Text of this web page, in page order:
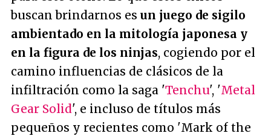
buscan brindarnos es un juego de sigilo
ambientado en la mitología japonesa y
en la figura de los ninjas, cogiendo por el
camino influencias de clásicos de la
infiltración como la saga 'Tenchu', 'Metal
Gear Solid', e incluso de títulos más
pequeños y recientes como 'Mark of the